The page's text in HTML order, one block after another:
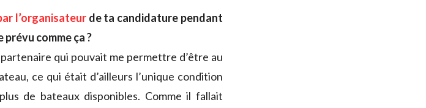
l’organisateurde ta candidature pendant
comme ça ?
qui pouvait me permettre d’être au
ce qui était d’ailleurs l’unique condition
de bateaux disponibles. Comme il fallait